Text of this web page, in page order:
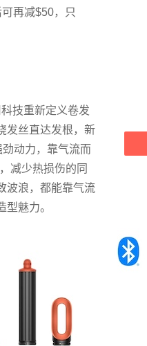
可再减$50，只
技重新定义卷发
发丝直达发根，新
动力，靠气流而
减少热损伤的同
波浪，都能靠气流
魅力。